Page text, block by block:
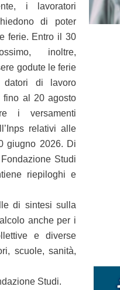
i lavoratori
di poter
ferie. Entro il 30
inoltre,
godute le ferie
di lavoro
fino al 20 agosto
i versamenti
relativi alle
giugno 2026. Di
Studi
riepiloghi e
di sintesi sulla
anche per i
e diverse
scuole, sanità,
Studi.